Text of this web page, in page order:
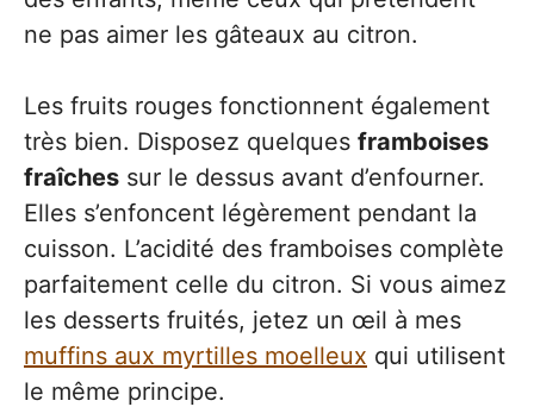
ne pas aimer les gâteaux au citron.
Les fruits rouges fonctionnent également
très bien. Disposez quelques framboises
fraîches sur le dessus avant d’enfourner.
Elles s’enfoncent légèrement pendant la
cuisson. L’acidité des framboises complète
parfaitement celle du citron. Si vous aimez
les desserts fruités, jetez un œil à mes
muffins aux myrtilles moelleux qui utilisent
le même principe.